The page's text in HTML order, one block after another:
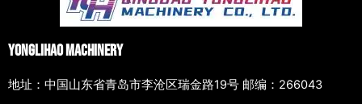
Yonglihao Machinery
地址：中国山东省青岛市李沧区瑞金路19号 邮编：266043